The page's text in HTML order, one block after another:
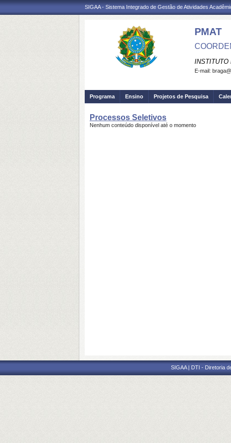
SIGAA - Sistema Integrado de Gestão de Atividades
PMAT
INSTITUTO
E-mail:
Programa Ensino Projetos de Pesquisa
Processos Seletivos
Nenhum conteúdo disponível até o momento
SIGAA | DTI - Diretoria